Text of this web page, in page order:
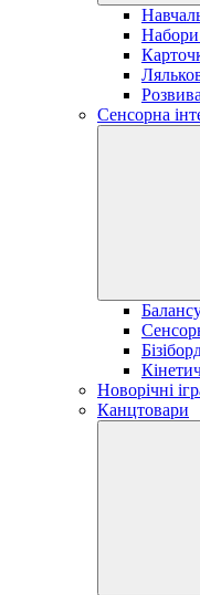
Сенсорна
Новорічні
Канцтовари